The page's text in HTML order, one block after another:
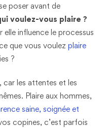
poser avant de
voulez-vous plaire ?
influence le processus
que vous voulez plaire
?
les attentes et les
Plaire aux hommes,
saine, soignée et
copines, c’est parfois